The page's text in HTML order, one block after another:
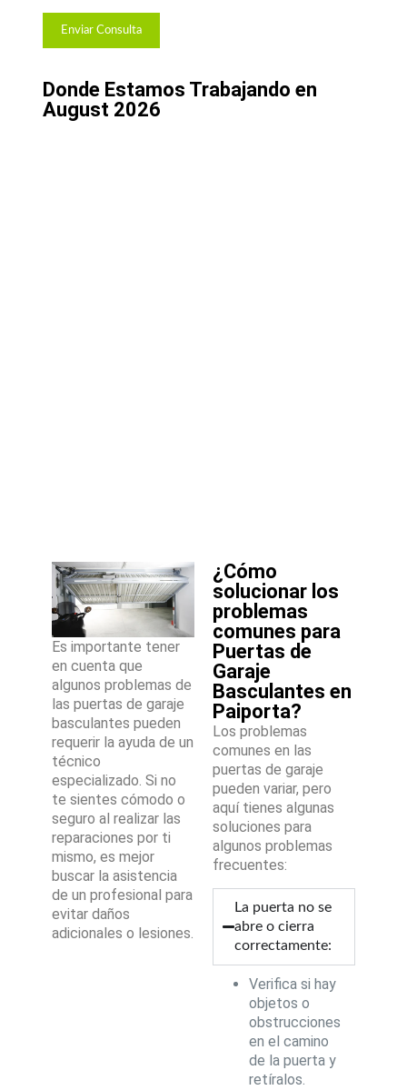
Donde Estamos Trabajando en
August 2026
Es importante tener
en cuenta que
algunos problemas de
las puertas de garaje
basculantes pueden
requerir la ayuda de un
técnico
especializado. Si no
te sientes cómodo o
seguro al realizar las
reparaciones por ti
mismo, es mejor
buscar la asistencia
de un profesional para
evitar daños
adicionales o lesiones.
¿Cómo
solucionar los
problemas
comunes para
Puertas de
Garaje
Basculantes en
Paiporta?
Los problemas
comunes en las
puertas de garaje
pueden variar, pero
aquí tienes algunas
soluciones para
algunos problemas
frecuentes:
La puerta no se
abre o cierra
correctamente:
Verifica si hay
objetos o
obstrucciones
en el camino
de la puerta y
retíralos.